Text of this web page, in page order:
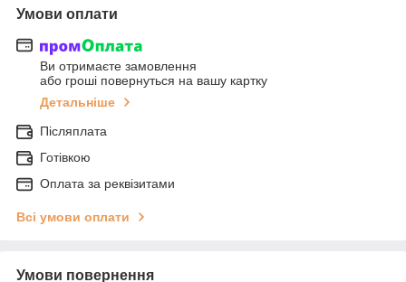
Умови оплати
Ви отримаєте замовлення
або гроші повернуться на вашу картку
Детальніше
Післяплата
Готівкою
Оплата за реквізитами
Всі умови оплати
Умови повернення